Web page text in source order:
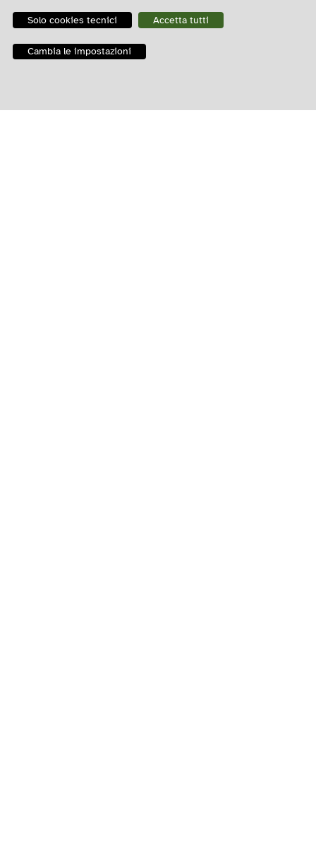
Allegati
Solo cookies tecnici Accetta tutti
Cambia le impostazioni